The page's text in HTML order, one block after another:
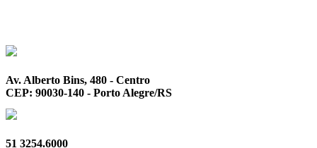
Av. Alberto Bins, 480 - Centro
CEP: 90030-140 - Porto Alegre/RS
51 3254.6000